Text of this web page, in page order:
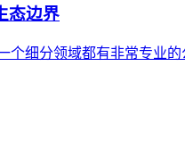
态边界
个细分领域都有非常专业